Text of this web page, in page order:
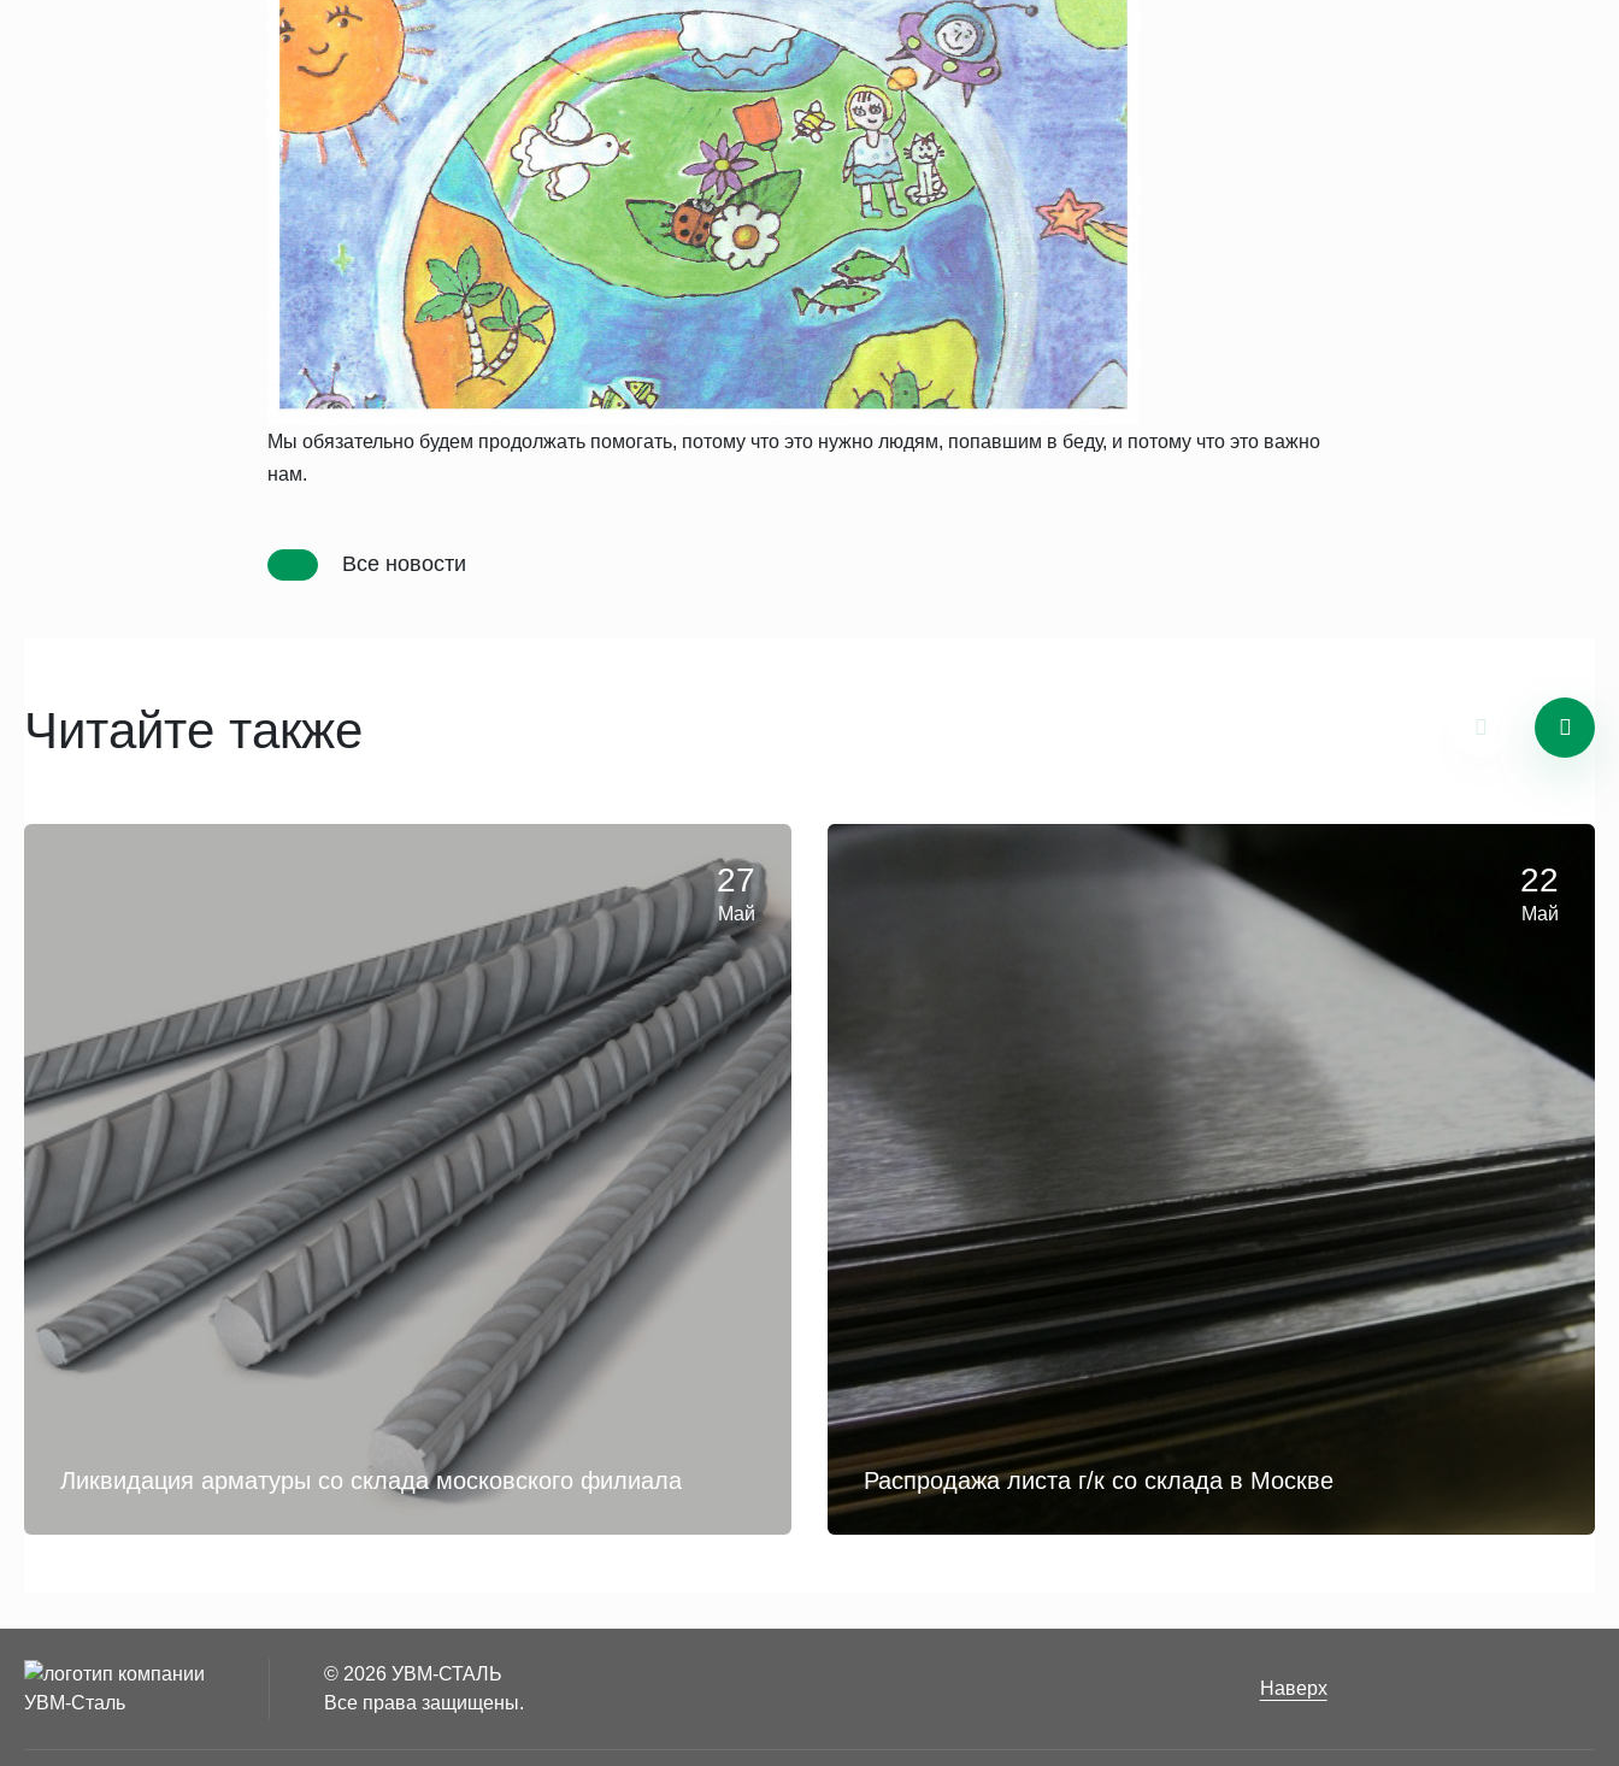
Мы обязательно будем продолжать помогать, потому что это нужно людям, попавшим в беду, и потому что это важно
нам.
Все новости
Читайте также
27
Май
Ликвидация арматуры со склада московского филиала
22
Май
Распродажа листа г/к со склада в Москве
© 2026 УВМ-СТАЛЬ
Все права защищены.
Наверх